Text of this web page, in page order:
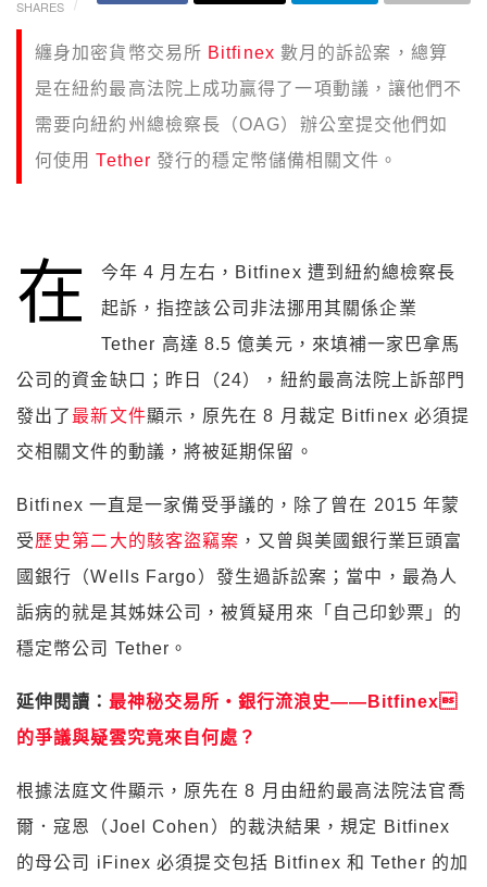
SHARES
纏身加密貨幣交易所 Bitfinex 數月的訴訟案，總算
是在紐約最高法院上成功贏得了一項動議，讓他們不
需要向紐約州總檢察長（OAG）辦公室提交他們如
何使用Tether 發行的穩定幣儲備相關文件。
在
今年 4 月左右，Bitfinex 遭到紐約總檢察長
起訴，指控該公司非法挪用其關係企業
Tether 高達 8.5 億美元，來填補一家巴拿馬
公司的資金缺口；昨日（24），紐約最高法院上訴部門
發出了 最新文件顯示，原先在 8 月裁定 Bitfinex 必須提
交相關文件的動議，將被延期保留。
Bitfinex 一直是一家備受爭議的，除了曾在 2015 年蒙
受歷史第二大的駭客盜竊案 ，又曾與美國銀行業巨頭富
國銀行（Wells Fargo）發生過訴訟案；當中，最為人
詬病的就是其姊妹公司，被質疑用來「自己印鈔票」的
穩定幣公司 Tether。
延伸閱讀： 最神秘交易所・銀行流浪史——Bitfinex
的爭議與疑雲究竟來自何處？
根據法庭文件顯示，原先在 8 月由紐約最高法院法官喬
爾．寇恩（Joel Cohen）的裁決結果，規定 Bitfinex
的母公司 iFinex 必須提交包括 Bitfinex 和 Tether 的加